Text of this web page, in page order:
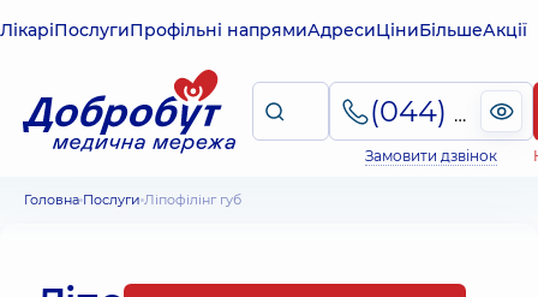
ЛікаріПослугиПрофільні напрямиАдресиЦіниБільшеАкції
(044) 495-2-888
Замовити дзвінок
Головна Послуги Ліпофілінг губ